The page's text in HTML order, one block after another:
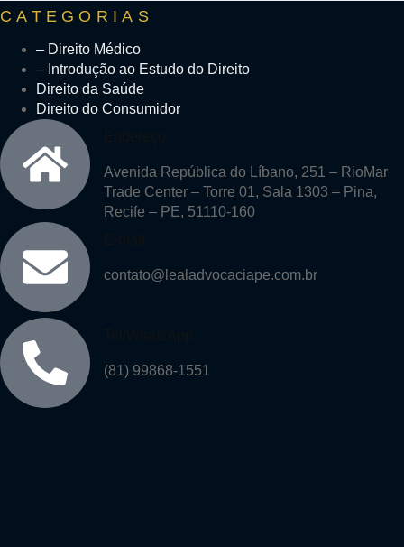
CATEGORIAS
– Direito Médico
– Introdução ao Estudo do Direito
Direito da Saúde
Direito do Consumidor
Avenida República do Líbano, 251 – RioMar
Trade Center – Torre 01, Sala 1303 – Pina,
Recife – PE, 51110-160
contato@lealadvocaciape.com.br
(81) 99868-1551